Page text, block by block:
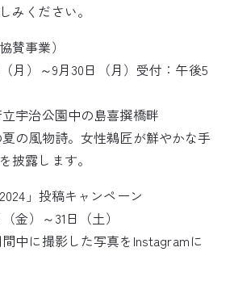
みください。
賛事業）
月）～9月30日（月）受付：午後5
宇治公園中の島喜撰橋畔
の風物詩。女性鵜匠が鮮やかな手
披露します。
」投稿キャンペーン
）～31日（土）
中に撮影した写真をInstagramに